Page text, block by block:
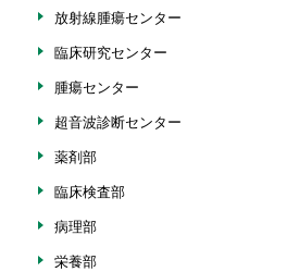
放射線腫瘍センター
臨床研究センター
腫瘍センター
超音波診断センター
薬剤部
臨床検査部
病理部
栄養部